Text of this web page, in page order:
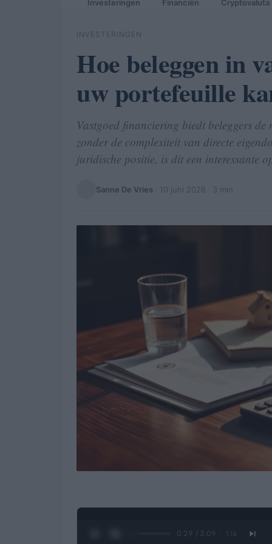
Investeringen Financiën Cryptovaluta
INVESTERINGEN
Hoe beleggen in
uw portefeuille
Vastgoed financiering biedt beleggers
zonder de complexiteit van directe
juridische positie, is dit een interessante
Sanne De Vries 10 juni 2026 · 3 min
0:30 / 3:09 1 /4